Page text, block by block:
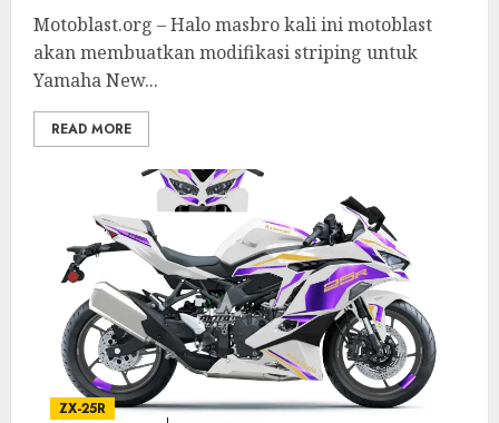
Motoblast.org – Halo masbro kali ini motoblast
akan membuatkan modifikasi striping untuk
Yamaha New...
READ MORE
ZX-25R